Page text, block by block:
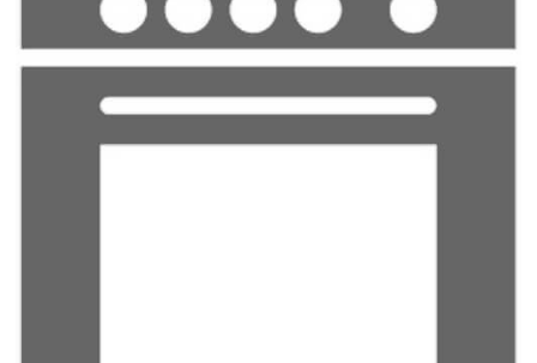
Sonderzeichen)